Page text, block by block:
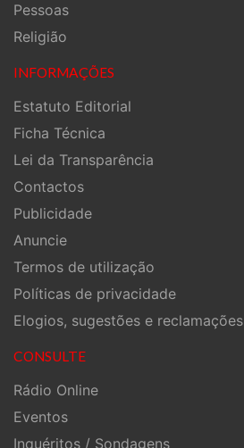
Pessoas
Religião
INFORMAÇÕES
Estatuto Editorial
Ficha Técnica
Lei da Transparência
Contactos
Publicidade
Anuncie
Termos de utilização
Políticas de privacidade
Elogios, sugestões e reclamações
CONSULTE
Rádio Online
Eventos
Inquéritos / Sondagens